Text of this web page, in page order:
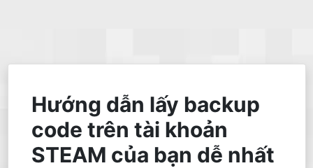
Hướng dẫn lấy backup
code trên tài khoản
STEAM của bạn dễ nhất